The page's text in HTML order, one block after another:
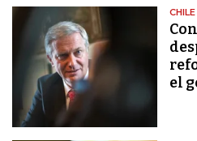
CHILE
el